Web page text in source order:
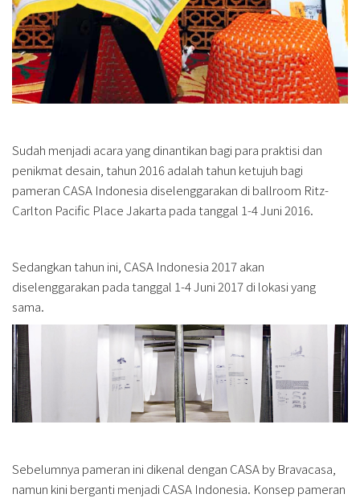
Sudah menjadi acara yang dinantikan bagi para praktisi dan
penikmat desain, tahun 2016 adalah tahun ketujuh bagi
pameran CASA Indonesia diselenggarakan di ballroom Ritz-
Carlton Pacific Place Jakarta pada tanggal 1-4 Juni 2016.
Sedangkan tahun ini, CASA Indonesia 2017 akan
diselenggarakan pada tanggal 1-4 Juni 2017 di lokasi yang
sama.
Sebelumnya pameran ini dikenal dengan CASA by Bravacasa,
namun kini berganti menjadi CASA Indonesia. Konsep pameran